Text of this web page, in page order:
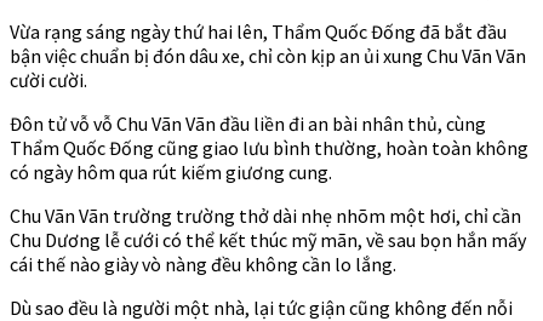
Vừa rạng sáng ngày thứ hai lên, Thẩm Quốc Đống đã bắt đầu
bận việc chuẩn bị đón dâu xe, chỉ còn kịp an ủi xung Chu Vãn Vãn
cười cười.
Đôn tử vỗ vỗ Chu Vãn Vãn đầu liền đi an bài nhân thủ, cùng
Thẩm Quốc Đống cũng giao lưu bình thường, hoàn toàn không
có ngày hôm qua rút kiếm giương cung.
Chu Vãn Vãn trường trường thở dài nhẹ nhõm một hơi, chỉ cần
Chu Dương lễ cưới có thể kết thúc mỹ mãn, về sau bọn hắn mấy
cái thế nào giày vò nàng đều không cần lo lắng.
Dù sao đều là người một nhà, lại tức giận cũng không đến nỗi